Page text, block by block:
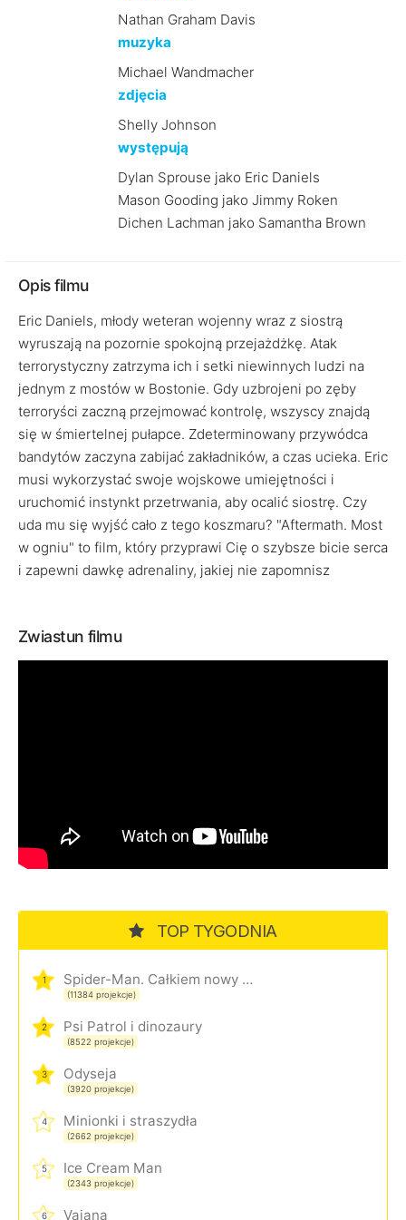
Nathan Graham Davis
muzyka
Michael Wandmacher
zdjęcia
Shelly Johnson
występują
Dylan Sprouse jako Eric Daniels
Mason Gooding jako Jimmy Roken
Dichen Lachman jako Samantha Brown
Opis filmu
Eric Daniels, młody weteran wojenny wraz z siostrą
wyruszają na pozornie spokojną przejażdżkę. Atak
terrorystyczny zatrzyma ich i setki niewinnych ludzi na
jednym z mostów w Bostonie. Gdy uzbrojeni po zęby
terroryści zaczną przejmować kontrolę, wszyscy znajdą
się w śmiertelnej pułapce. Zdeterminowany przywódca
bandytów zaczyna zabijać zakładników, a czas ucieka. Eric
musi wykorzystać swoje wojskowe umiejętności i
uruchomić instynkt przetrwania, aby ocalić siostrę. Czy
uda mu się wyjść cało z tego koszmaru? "Aftermath. Most
w ogniu" to film, który przyprawi Cię o szybsze bicie serca
i zapewni dawkę adrenaliny, jakiej nie zapomnisz
Zwiastun filmu
TOP TYGODNIA
1 Spider-Man. Całkiem nowy dzień
(11384 projekcje)
2 Psi Patrol i dinozaury
(8522 projekcje)
3 Odyseja
(3920 projekcje)
4 Minionki i straszydła
(2662 projekcje)
5 Ice Cream Man
(2343 projekcje)
6 Vaiana